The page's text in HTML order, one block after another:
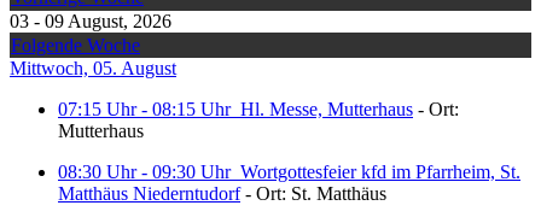
03 - 09 August, 2026
Folgende Woche
Mittwoch, 05. August
07:15 Uhr - 08:15 Uhr Hl. Messe, Mutterhaus - Ort:
Mutterhaus
08:30 Uhr - 09:30 Uhr Wortgottesfeier kfd im Pfarrheim, St.
Matthäus Niederntudorf- Ort: St. Matthäus